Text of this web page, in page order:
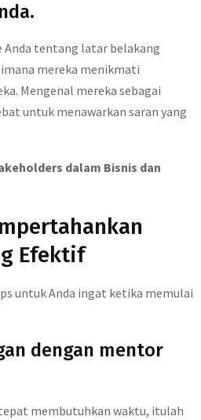
Anda tentang latar belakang
mereka menikmati
Mengenal mereka sebagai
untuk menawarkan saran yang
dalam Bisnis dan
Efektif
untuk Anda ingat ketika memulai
dengan mentor
membutuhkan waktu, itulah